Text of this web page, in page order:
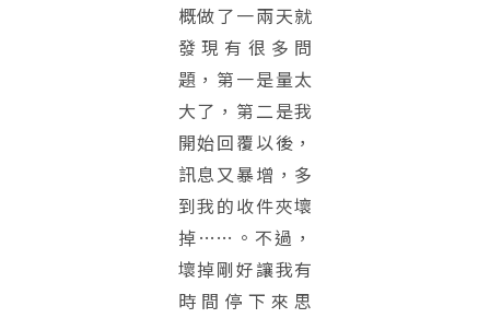
概做了一兩天就
發現有很多問
題，第一是量太
大了，第二是我
開始回覆以後，
訊息又暴增，多
到我的收件夾壞
掉……。不過，
壞掉剛好讓我有
時間停下來思